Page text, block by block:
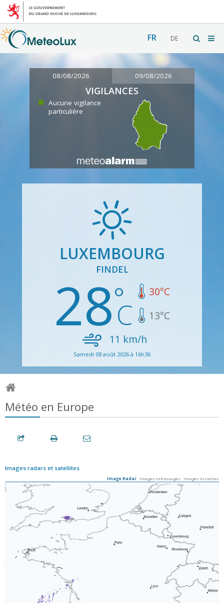
FR DE
08/08/2026 09/08/2026
VIGILANCES
Aucune vigilance
particulière
LUXEMBOURG
FINDEL
28 30°C
13°C
11 km/h
Samedi 08 août 2026 à 16h36
Météo en Europe
Images radars et satellites
Image Radar Images Infrarouges Images Visuelles